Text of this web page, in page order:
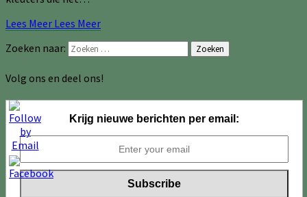
Lees Meer Lees Meer
Zoeken naar:
Zoeken
Volg ons en deel ons!
Krijg nieuwe berichten per email: